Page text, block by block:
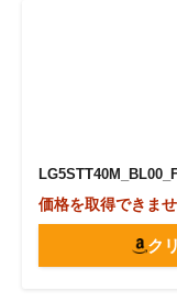
価格を取得できま
ク